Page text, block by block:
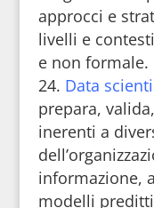
approcci e
livelli e
e non formale.
Data
prepara,
inerenti a
informazione,
modelli